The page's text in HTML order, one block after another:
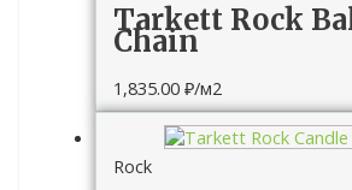
Tarkett Rock
Chain
1,835.00₽/м2
Rock